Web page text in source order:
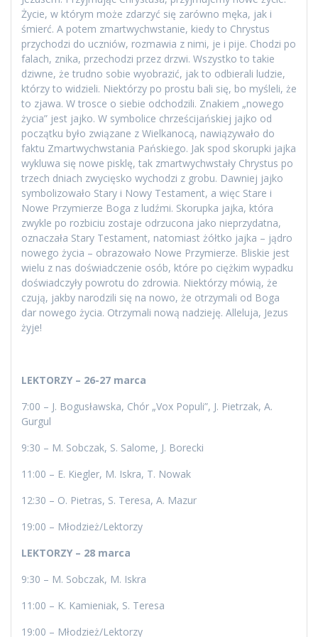
Życie, w którym może zdarzyć się zarówno męka, jak i
śmierć. A potem zmartwychwstanie, kiedy to Chrystus
przychodzi do uczniów, rozmawia z nimi, je i pije. Chodzi po
falach, znika, przechodzi przez drzwi. Wszystko to takie
dziwne, że trudno sobie wyobrazić, jak to odbierali ludzie,
którzy to widzieli. Niektórzy po prostu bali się, bo myśleli, że
to zjawa. W trosce o siebie odchodzili. Znakiem „nowego
życia” jest jajko. W symbolice chrześcijańskiej jajko od
początku było związane z Wielkanocą, nawiązywało do
faktu Zmartwychwstania Pańskiego. Jak spod skorupki jajka
wykluwa się nowe pisklę, tak zmartwychwstały Chrystus po
trzech dniach zwycięsko wychodzi z grobu. Dawniej jajko
symbolizowało Stary i Nowy Testament, a więc Stare i
Nowe Przymierze Boga z ludźmi. Skorupka jajka, która
zwykle po rozbiciu zostaje odrzucona jako nieprzydatna,
oznaczała Stary Testament, natomiast żółtko jajka – jądro
nowego życia – obrazowało Nowe Przymierze. Bliskie jest
wielu z nas doświadczenie osób, które po ciężkim wypadku
doświadczyły powrotu do zdrowia. Niektórzy mówią, że
czują, jakby narodzili się na nowo, że otrzymali od Boga
dar nowego życia. Otrzymali nową nadzieję. Alleluja, Jezus
żyje!
LEKTORZY – 26-27 marca
7:00 – J. Bogusławska, Chór „Vox Populi”, J. Pietrzak, A.
Gurgul
9:30 – M. Sobczak, S. Salome, J. Borecki
11:00 – E. Kiegler, M. Iskra, T. Nowak
12:30 – O. Pietras, S. Teresa, A. Mazur
19:00 – Młodzież/Lektorzy
LEKTORZY – 28 marca
9:30 – M. Sobczak, M. Iskra
11:00 – K. Kamieniak, S. Teresa
19:00 – Młodzież/Lektorzy